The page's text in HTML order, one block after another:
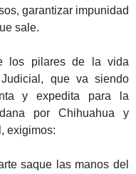
garantizar impunidad
sale.
los pilares de la vida
que va siendo
y expedita para la
por Chihuahua y
exigimos:
saque las manos del